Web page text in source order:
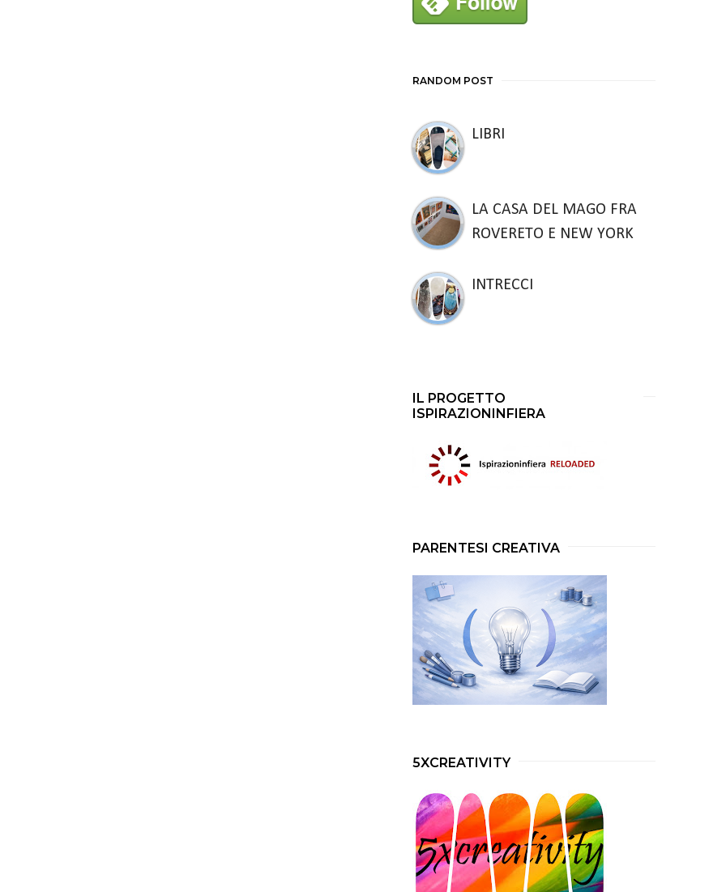
RANDOM POST
LIBRI
LA CASA DEL MAGO FRA
ROVERETO E NEW YORK
INTRECCI
IL PROGETTO
ISPIRAZIONINFIERA
PARENTESI CREATIVA
5XCREATIVITY